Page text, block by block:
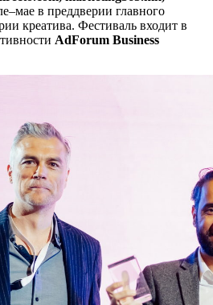
в преддверии главного
креатива. Фестиваль входит в
AdForum Business